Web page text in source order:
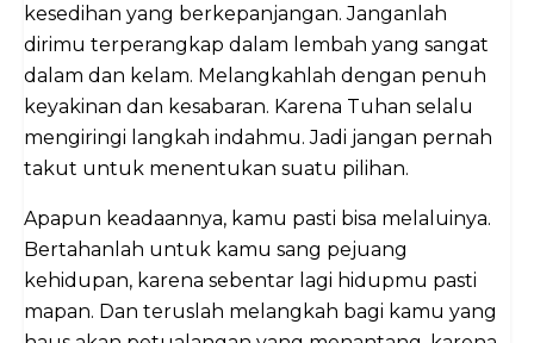
kesedihan yang berkepanjangan. Janganlah
dirimu terperangkap dalam lembah yang sangat
dalam dan kelam. Melangkahlah dengan penuh
keyakinan dan kesabaran. Karena Tuhan selalu
mengiringi langkah indahmu. Jadi jangan pernah
takut untuk menentukan suatu pilihan.
Apapun keadaannya, kamu pasti bisa melaluinya.
Bertahanlah untuk kamu sang pejuang
kehidupan, karena sebentar lagi hidupmu pasti
mapan. Dan teruslah melangkah bagi kamu yang